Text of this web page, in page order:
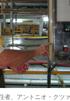
者、アントニオ・クツ